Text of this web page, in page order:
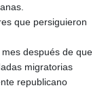
que persiguieron
después de que
migratorias
republicano